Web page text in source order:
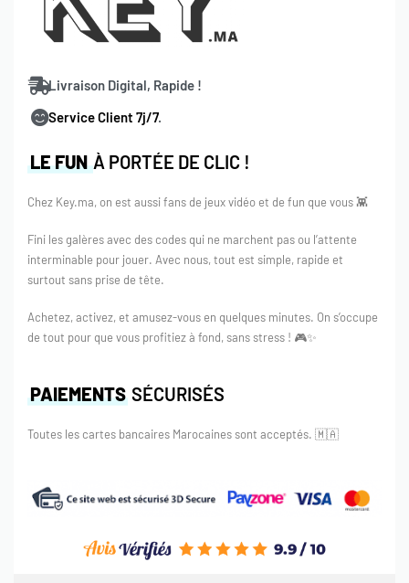
LE FUNÀ PORTÉE DE CLIC !
Chez Key.ma, on est aussi fans de jeux vidéo et de fun que vous 👾
Fini les galères avec des codes qui ne marchent pas ou l’attente
interminable pour jouer. Avec nous, tout est simple, rapide et
surtout sans prise de tête.
Achetez, activez, et amusez-vous en quelques minutes. On s’occupe
de tout pour que vous profitiez à fond, sans stress ! 🎮✨
Livraison Digital, Rapide !
Service Client 7j/7.
PAIEMENTS SÉCURISÉS
Toutes les cartes bancaires Marocaines sont acceptés. 🇲🇦